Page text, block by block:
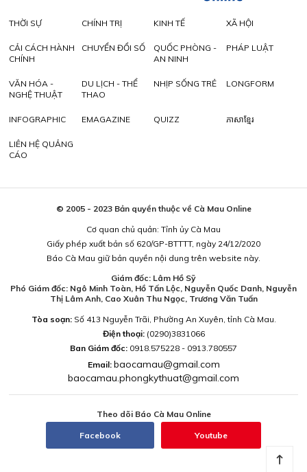
THỜI SỰ CHÍNH TRỊ KINH TẾ XÃ HỘI
CẢI CÁCH HÀNH
CHÍNH
CHUYỂN ĐỔI SỐ
QUỐC PHÒNG -
AN NINH
PHÁP LUẬT
VĂN HÓA -
NGHỆ THUẬT
DU LỊCH - THỂ
THAO
NHỊP SỐNG TRẺ LONGFORM
INFOGRAPHIC EMAGAZINE QUIZZ ភាសាខ្មែរ
LIÊN HỆ QUẢNG
CÁO
© 2005 - 2023 Bản quyền thuộc về Cà Mau Online
Cơ quan chủ quản: Tỉnh ủy Cà Mau
Giấy phép xuất bản số 620/GP-BTTTT, ngày 24/12/2020
Báo Cà Mau giữ bản quyền nội dung trên website này.
Giám đốc: Lâm Hồ Sỹ
Phó Giám đốc: Ngô Minh Toàn, Hồ Tấn Lộc, Nguyễn Quốc Danh, Nguyễn
Thị Lâm Anh, Cao Xuân Thu Ngọc, Trương Văn Tuấn
Tòa soạn:Số 413 Nguyễn Trãi, Phường An Xuyên, tỉnh Cà Mau.
Điện thoại: (0290)3831066
Ban Giám đốc: 0918.575228 - 0913.780557
Email: baocamau@gmail.com
baocamau.phongkythuat@gmail.com
Theo dõi Báo Cà Mau Online
Facebook Youtube